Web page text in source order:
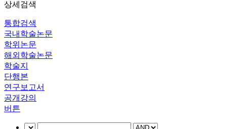
상세검색
통합검색
국내학술논문
학위논문
해외학술논문
학술지
단행본
연구보고서
공개강의
버튼